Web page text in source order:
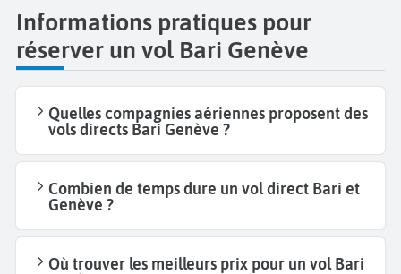
Informations pratiques pour
réserver un vol Bari Genève
Quelles compagnies aériennes proposent des
vols directs Bari Genève ?
Combien de temps dure un vol direct Bari et
Genève ?
Où trouver les meilleurs prix pour un vol Bari